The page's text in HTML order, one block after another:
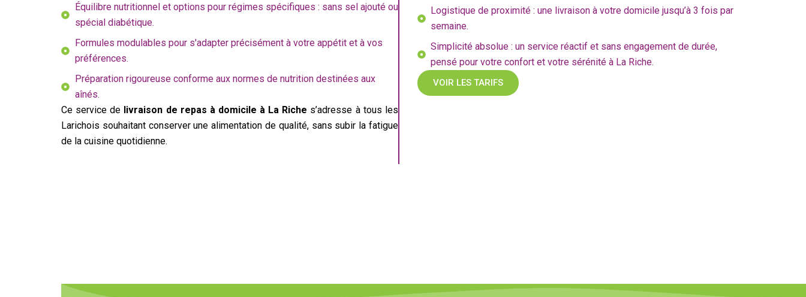
Équilibre nutritionnel et options pour régimes spécifiques : sans sel ajouté ou
spécial diabétique.
Formules modulables pour s'adapter précisément à votre appétit et à vos
préférences.
Préparation rigoureuse conforme aux normes de nutrition destinées aux
aînés.
Ce service de livraison de repas à domicile à La Riche s’adresse à tous les
Larichois souhaitant conserver une alimentation de qualité, sans subir la fatigue
de la cuisine quotidienne.
Logistique de proximité : une livraison à votre domicile jusqu’à 3 fois par
semaine.
Simplicité absolue : un service réactif et sans engagement de durée,
pensé pour votre confort et votre sérénité à La Riche.
VOIR LES TARIFS